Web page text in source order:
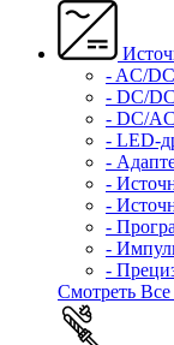
- AC/
- DC/
- DC/
- LED-
-
-
-
-
-
-
Смотреть